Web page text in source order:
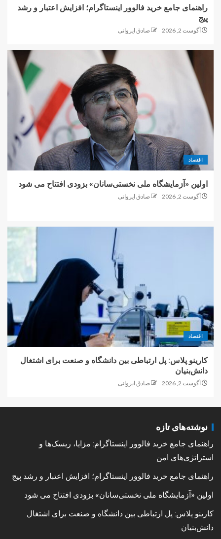
راهنمای جامع خرید فالوور اینستاگرام؛ افزایش اعتبار و رشد
پیج
آگوست 2, 2026 صادق ایروانی
اقتصاد
اولین «آزمایشگاه ملی نخستی‌سانان» بزودی افتتاح می شود
آگوست 2, 2026 صادق ایروانی
اقتصاد
کارینو پلاس: پل ارتباطی بین دانشگاه و صنعت برای اشتغال
دانش‌بنیان
آگوست 2, 2026 صادق ایروانی
نوشته‌های تازه
راهنمای جامع خرید فالوور اینستاگرام: مزایا، ریسک‌ها و
استراتژی‌های امن
راهنمای جامع خرید فالوور اینستاگرام؛ افزایش اعتبار و رشد پیج
اولین «آزمایشگاه ملی نخستی‌سانان» بزودی افتتاح می شود
کارینو پلاس: پل ارتباطی بین دانشگاه و صنعت برای اشتغال
دانش‌بنیان